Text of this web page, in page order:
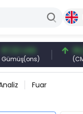
96,27 USD
(CME) 62%
Fuar